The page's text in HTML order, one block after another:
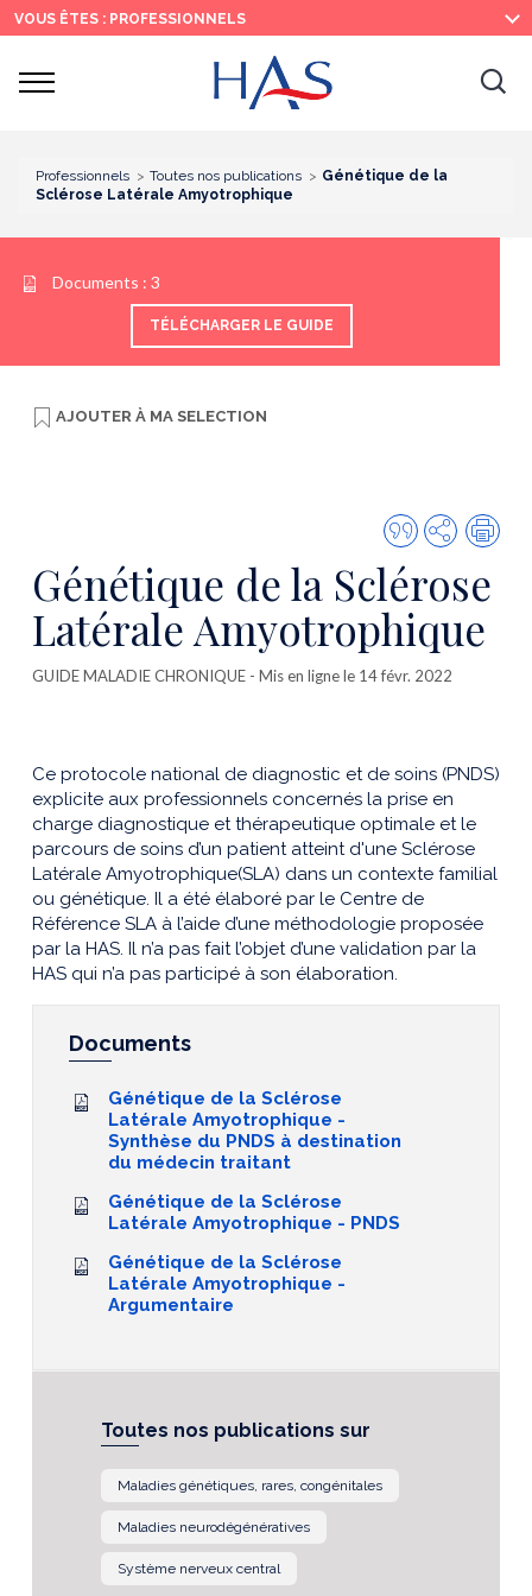
Recherche
Menu
principal
Contenu
principal
VOUS ÊTES : PROFESSIONNELS
Ouvrir
Professionnels Toutes nos publications
Génétique de la
Sclérose Latérale Amyotrophique
Documents : 3
TÉLÉCHARGER LE GUIDE
AJOUTER À MA SELECTION
Citer
cette
publication
Partager
Génétique de la Sclérose
Latérale Amyotrophique
GUIDE MALADIE CHRONIQUE - Mis en ligne le 14 févr. 2022
Ce protocole national de diagnostic et de soins (PNDS)
explicite aux professionnels concernés la prise en
charge diagnostique et thérapeutique optimale et le
parcours de soins d’un patient atteint d'une Sclérose
Latérale Amyotrophique(SLA) dans un contexte familial
ou génétique. Il a été élaboré par le Centre de
Référence SLA à l’aide d’une méthodologie proposée
par la HAS. Il n’a pas fait l’objet d’une validation par la
HAS qui n’a pas participé à son élaboration.
Documents
Génétique de la Sclérose
Latérale Amyotrophique -
Synthèse du PNDS à destination
du médecin traitant
Génétique de la Sclérose
Latérale Amyotrophique - PNDS
Génétique de la Sclérose
Latérale Amyotrophique -
Argumentaire
Toutes nos publications sur
Maladies génétiques, rares, congénitales
Maladies neurodégénératives
Système nerveux central